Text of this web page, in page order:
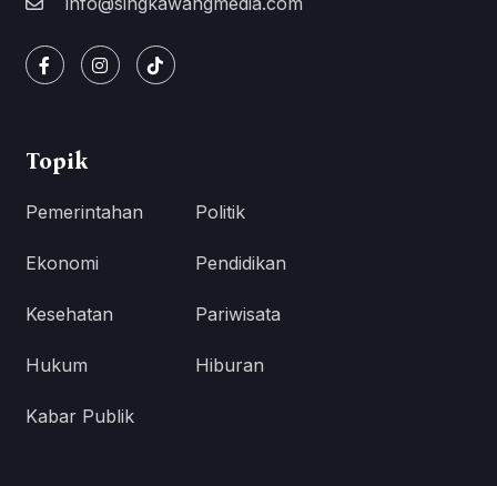
Topik
Pemerintahan Politik
Ekonomi Pendidikan
Kesehatan Pariwisata
Hukum Hiburan
Kabar Publik